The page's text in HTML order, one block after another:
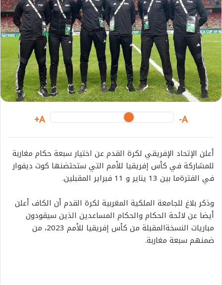
a
n
e
m
l
A-
A+
أعلن الإتحاد الإفريقي لكرة القدم عن اختيار سبعة حكام مغاربة
للمشاركة في كأس إفريقيا للأمم التي ستحتضنها كوت ديفوار
في الفترةما بين يناير و فبراير المقبلين.
وذكر بلاغ للجامعة الملكية المغربية لكرة القدم أن الكاف أعلن
أيضا عن لائحة الحكام والحكام المساعدين الذين سيقودون
مباريات النسخةالمقبلة من كأس إفريقيا للأمم ، من
ضمنهم سبعة مغاربة.